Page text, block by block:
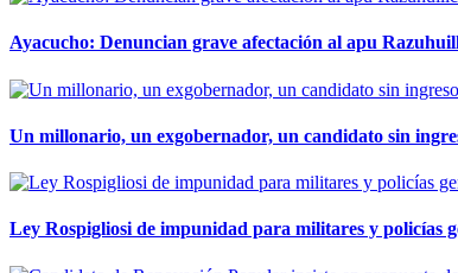
Ayacucho: Denuncian grave afectación al apu
Un millonario, un exgobernador, un candidato sin
Ley Rospigliosi de impunidad para militares y policías